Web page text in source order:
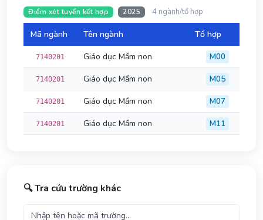
Điểm xét tuyển kết hợp 2025 4 ngành/tổ hợp
Mã ngành Tên ngành Tổ hợp
7140201 Giáo dục Mầm non M00
7140201 Giáo dục Mầm non M05
7140201 Giáo dục Mầm non M07
7140201 Giáo dục Mầm non M11
🔍 Tra cứu trường khác